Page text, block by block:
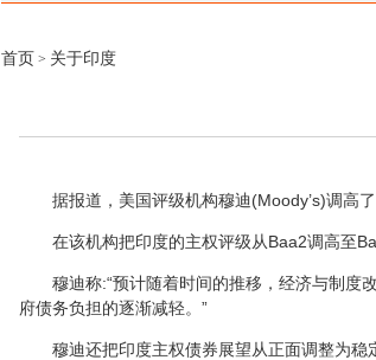
首页 > 关于印度
据报道，美国评级机构穆迪(Moody’s)调高了
在该机构把印度的主权评级从Baa2调高至
穆迪称:“预计随着时间的推移，经济与制度改
府债务负担的逐渐减轻。”
穆迪还把印度主权债券展望从正面调整为稳定